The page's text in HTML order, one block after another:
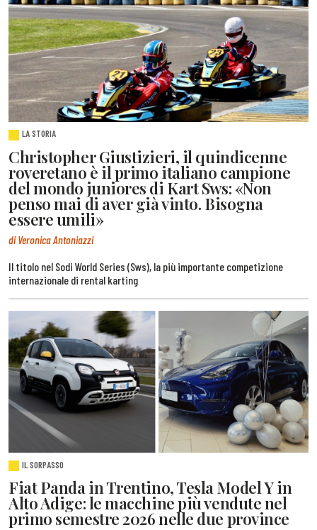
LA STORIA
Christopher Giustizieri, il quindicenne
roveretano è il primo italiano campione
del mondo juniores di Kart Sws: «Non
penso mai di aver già vinto. Bisogna
essere umili»
di Veronica Antoniazzi
Il titolo nel Sodi World Series (Sws), la più importante competizione
internazionale di rental karting
IL SORPASSO
Fiat Panda in Trentino, Tesla Model Y in
Alto Adige: le macchine più vendute nel
primo semestre 2026 nelle due province